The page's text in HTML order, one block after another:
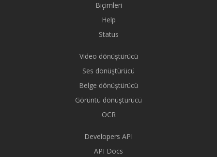
Biçimleri
Help
Status
Video dönüştürücü
Ses dönüştürücü
Belge dönüştürücü
Görüntü dönüştürücü
OCR
Developers API
API Docs